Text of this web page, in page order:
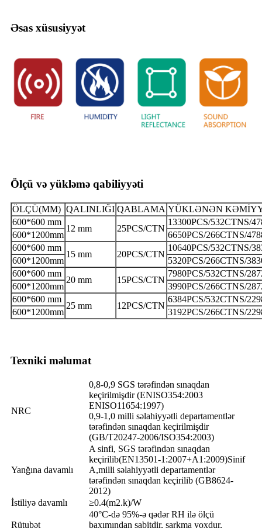
Əsas xüsusiyyət
Ölçü və yükləmə qabiliyyəti
ÖLÇÜ(MM) QALINLIĞI QABLAMA YÜKLƏNƏN
600*600 mm
12 mm 25PCS/CTN
13300PCS/532CTNS/
600*1200mm
6650PCS/266CTNS/
600*600 mm
15 mm 20PCS/CTN
10640PCS/532CTNS/
600*1200mm
5320PCS/266CTNS/
600*600 mm
20 mm 15PCS/CTN
7980PCS/532CTNS/
600*1200mm
3990PCS/266CTNS/
600*600 mm
25 mm 12PCS/CTN
6384PCS/532CTNS/
600*1200mm
3192PCS/266CTNS/
Texniki məlumat
NRC
0,8-0,9 SGS tərəfindən sınaqdan
keçirilmişdir (ENISO354:2003
ENISO11654:1997)
0,9-1,0 milli səlahiyyətli departamentlər
tərəfindən sınaqdan keçirilmişdir
(GB/T20247-2006/ISO354:2003)
Yanğına davamlı
A sinfi, SGS tərəfindən sınaqdan
keçirilib(EN13501-1:2007+A1:2009)Sinif
A,milli səlahiyyətli departamentlər
tərəfindən sınaqdan keçirilib (GB8624-
2012)
İstiliyə davamlı
≥0.4(m2.k)/W
Rütubət
40°C-də 95%-ə qədər RH ilə ölçü
baxımından sabitdir, sarkma yoxdur,